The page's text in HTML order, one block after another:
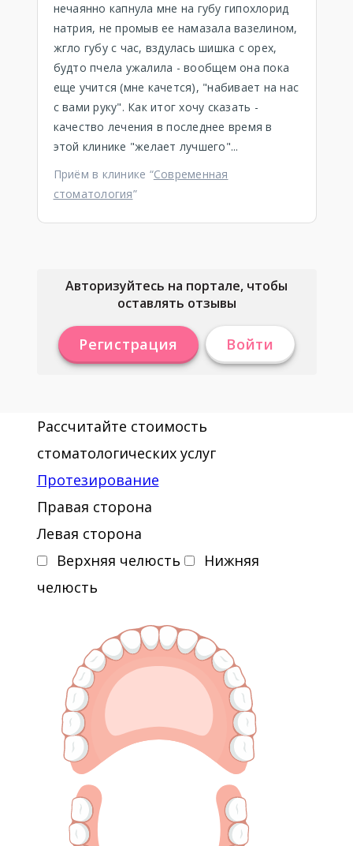
нечаянно капнула мне на губу гипохлорид
натрия, не промыв ее намазала вазелином,
жгло губу с час, вздулась шишка с орех,
будто пчела ужалила - вообщем она пока
еще учится (мне качется), "набивает на нас
с вами руку". Как итог хочу сказать -
качество лечения в последнее время в
этой клинике "желает лучшего"...
Приём в клинике “Современная
стоматология”
Авторизуйтесь на портале, чтобы
оставлять отзывы
Регистрация Войти
Рассчитайте стоимость
стоматологических услуг
Протезирование
Правая сторона
Левая сторона
Верхняя челюсть
Нижняя
челюсть